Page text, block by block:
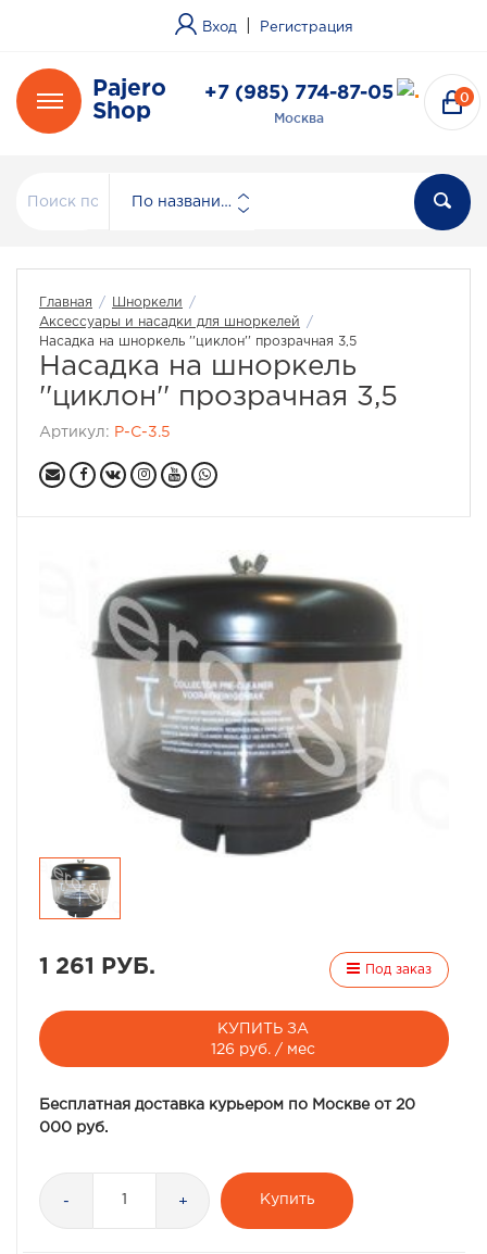
Вход Регистрация
Pajero
Shop
+7 (985) 774-87-05
Москва
0
По названию
Главная / Шноркели
/
Аксессуары и насадки для шноркелей
/
Насадка на шноркель ''циклон'' прозрачная 3,5
Насадка на шноркель
''циклон'' прозрачная 3,5
Артикул: P-C-3.5
1 261 РУБ. Под заказ
КУПИТЬ ЗА
126 руб. / мес
Бесплатная доставка курьером по Москве от 20
000 руб.
- + Купить